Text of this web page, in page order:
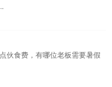
伙食费，有哪位老板需要暑假